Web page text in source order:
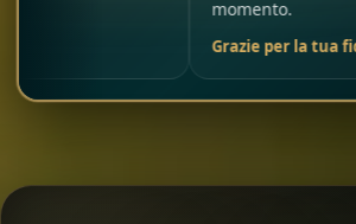
Grazie per la tua fiducia